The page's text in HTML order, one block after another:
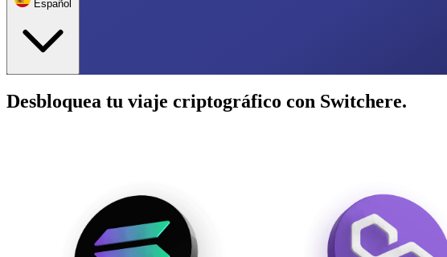
Español
Desbloquea tu viaje criptográfico con Switchere.